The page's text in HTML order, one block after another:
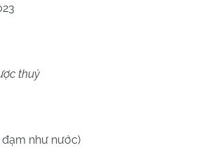
thuỷ
như nước)